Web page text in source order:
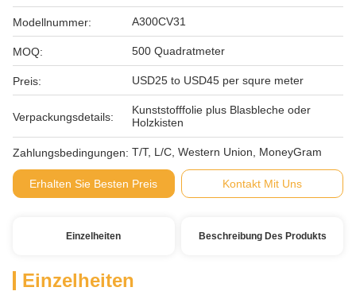
Modellnummer: A300CV31
MOQ: 500 Quadratmeter
Preis: USD25 to USD45 per squre meter
Verpackungsdetails:
Kunststofffolie plus Blasbleche oder
Holzkisten
Zahlungsbedingungen: T/T, L/C, Western Union, MoneyGram
Erhalten Sie Besten Preis Kontakt Mit Uns
Einzelheiten Beschreibung Des Produkts
Einzelheiten